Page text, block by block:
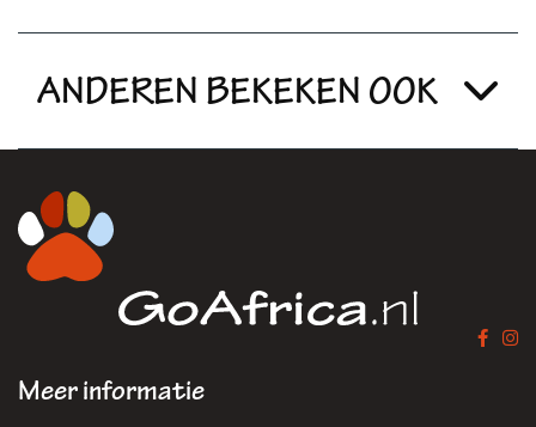
ANDEREN BEKEKEN OOK
Meer informatie